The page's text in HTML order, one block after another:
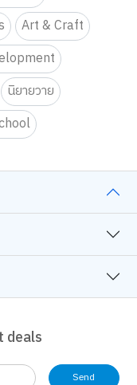
Book
Art & Craft
นิยายวาย